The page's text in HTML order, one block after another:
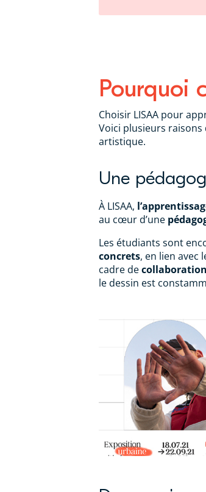
Pourquoi
Choisir LISAA pour
Voici plusieurs
artistique.
Une
À LISAA,
au cœur d’une
Les étudiants sont
concrets, en lien avec
cadre de
le dessin est